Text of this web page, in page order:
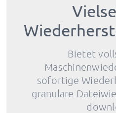
Bietet
sofortige
granulare